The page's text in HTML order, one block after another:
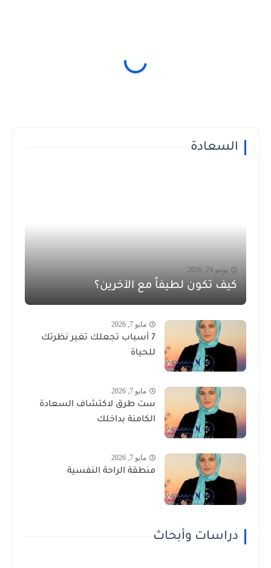
السعادة
يونيو 24, 2026
كيف تكون لطيفاً مع الآخرين؟
مايو 7, 2026
7 أسباب تجعلك تغير نظرتك
للحياة
مايو 7, 2026
ست طرق لاكتشاف السعادة
الكامنة بداخلك
مايو 7, 2026
منطقة الراحة النفسية
دراسات وأبحاث